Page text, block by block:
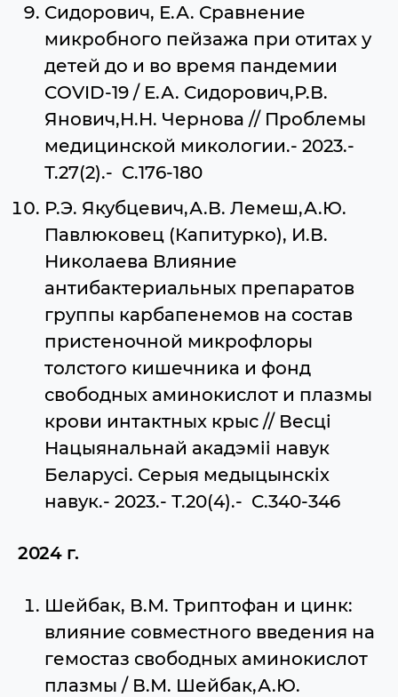
Сидорович, Е.А. Сравнение
микробного пейзажа при отитах у
детей до и во время пандемии
COVID-19 / Е.А. Сидорович,Р.В.
Янович,Н.Н. Чернова // Проблемы
медицинской микологии.- 2023.-
Т.27(2).- С.176-180
Р.Э. Якубцевич,А.В. Лемеш,А.Ю.
Павлюковец (Капитурко), И.В.
Николаева Влияние
антибактериальных препаратов
группы карбапенемов на состав
пристеночной микрофлоры
толстого кишечника и фонд
свободных аминокислот и плазмы
крови интактных крыс // Весцi
Нацыянальнай акадэмii навук
Беларусi. Серыя медыцынскiх
навук.- 2023.- Т.20(4).- С.340-346
2024 г.
Шейбак, В.М. Триптофан и цинк:
влияние совместного введения на
гемостаз свободных аминокислот
плазмы / В.М. Шейбак,А.Ю.